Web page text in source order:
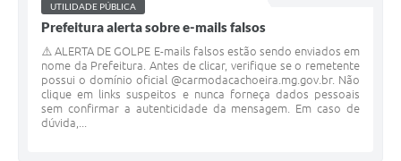
UTILIDADE PÚBLICA
Prefeitura alerta sobre e-mails falsos
⚠️ ALERTA DE GOLPE E-mails falsos estão sendo enviados em
nome da Prefeitura. Antes de clicar, verifique se o remetente
possui o domínio oficial @carmodacachoeira.mg.gov.br. Não
clique em links suspeitos e nunca forneça dados pessoais
sem confirmar a autenticidade da mensagem. Em caso de
dúvida,...